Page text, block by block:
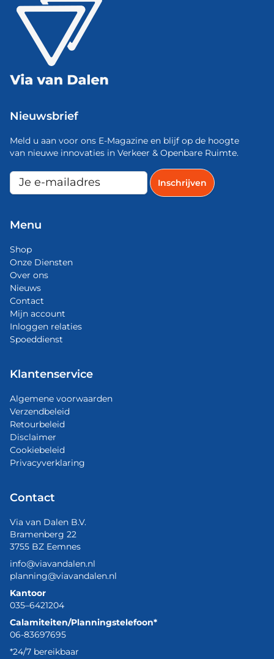
Nieuwsbrief
Meld u aan voor ons E-Magazine en blijf op de hoogte
van nieuwe innovaties in Verkeer & Openbare Ruimte.
Menu
Shop
Onze Diensten
Over ons
Nieuws
Contact
Mijn account
Inloggen relaties
Spoeddienst
Klantenservice
Algemene voorwaarden
Verzendbeleid
Retourbeleid
Disclaimer
Cookiebeleid
Privacyverklaring
Contact
Via van Dalen B.V.
Bramenberg 22
3755 BZ Eemnes
info@viavandalen.nl
planning@viavandalen.nl
Kantoor
035–6421204
Calamiteiten/Planningstelefoon*
06-83697695
*24/7 bereikbaar